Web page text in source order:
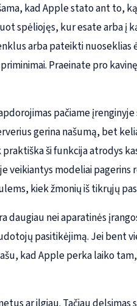
kad Apple stato ant to,
spėliojęs, kur esate arba į
arba pateikti nuoseklias
Praeinate pro
pačiame
gerina našumą, bet
ši funkcija atrodys
veikiantys modeliai pagerins
kiek žmonių iš tikrųjų
daugiau nei aparatinės
pasitikėjimą. Jei bent
kad Apple perka laiko